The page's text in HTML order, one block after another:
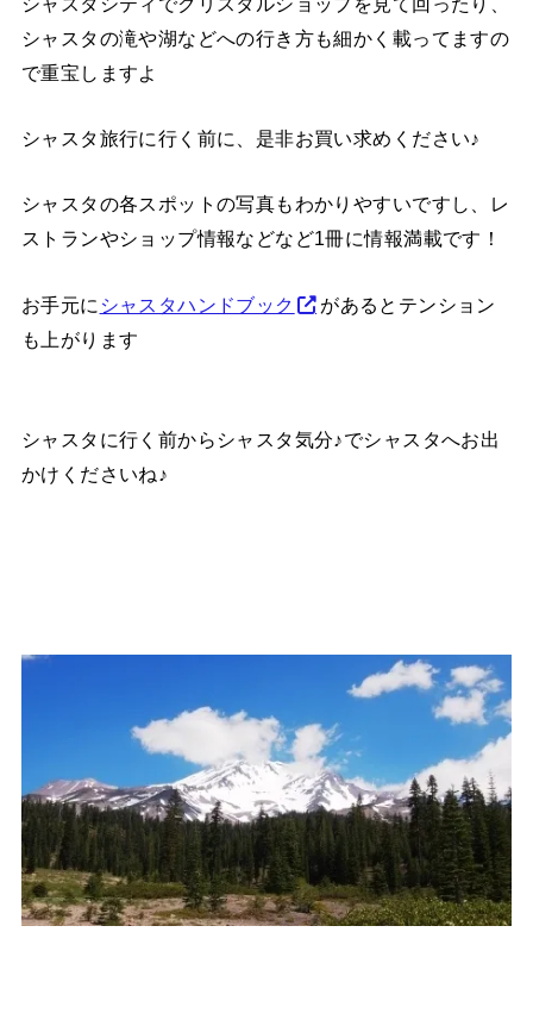
シャスタの滝や湖などへの行き方も細かく載ってますの
で重宝しますよ
シャスタ旅行に行く前に、是非お買い求めください♪
シャスタの各スポットの写真もわかりやすいですし、レ
ストランやショップ情報などなど1冊に情報満載です！
お手元に シャスタハンドブック
があるとテンション
も上がります
シャスタに行く前からシャスタ気分♪でシャスタへお出
かけくださいね♪